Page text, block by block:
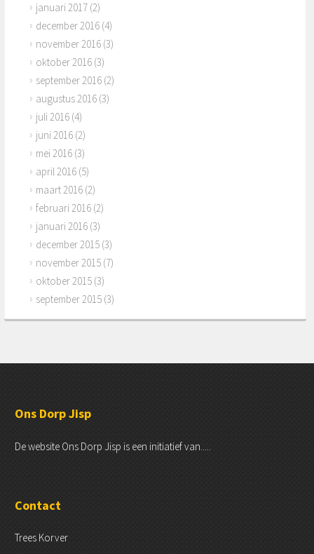
januari 2017 (2)
december 2016 (4)
november 2016 (3)
oktober 2016 (3)
september 2016 (2)
augustus 2016 (3)
juli 2016 (4)
juni 2016 (2)
mei 2016 (3)
april 2016 (5)
maart 2016 (2)
februari 2016 (2)
januari 2016 (3)
december 2015 (3)
november 2015 (7)
oktober 2015 (3)
september 2015 (3)
Ons Dorp Jisp
De website Ons Dorp Jisp is een initiatief van.....
Contact
Trees Korver